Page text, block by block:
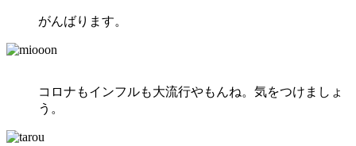
がんばります。
コロナもインフルも大流行やもんね。気をつけましょ
う。